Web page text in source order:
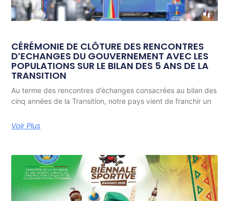
CÉRÉMONIE DE CLÔTURE DES RENCONTRES
D’ECHANGES DU GOUVERNEMENT AVEC LES
POPULATIONS SUR LE BILAN DES 5 ANS DE LA
TRANSITION
Au terme des rencontres d’échanges consacrées au bilan des
cinq années de la Transition, notre pays vient de franchir un
Voir Plus